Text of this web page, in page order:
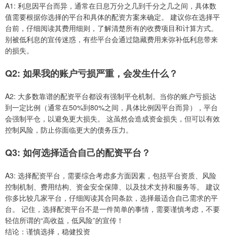
A1: 利息因平台而异，通常在日息万分之几到千分之几之间，具体数
值需要根据你选择的平台和具体的配资方案来确定。 建议你在选择平
台前，仔细阅读其费用细则，了解清楚所有的收费项目和计算方式。
别被低利息的宣传迷惑，有些平台会通过隐藏费用来弥补低利息带来
的损失。
Q2: 如果我的账户亏损严重，会发生什么？
A2: 大多数靠谱的配资平台都设有强制平仓机制。当你的账户亏损达
到一定比例（通常在50%到80%之间，具体比例因平台而异），平台
会强制平仓，以避免更大损失。 这虽然会造成资金损失，但可以有效
控制风险，防止你面临更大的债务压力。
Q3: 如何选择适合自己的配资平台？
A3: 选择配资平台，需要综合考虑多方面因素，包括平台资质、风险
控制机制、费用结构、资金安全保障、以及技术支持和服务等。 建议
你多比较几家平台，仔细阅读其合同条款，选择最适合自己需求的平
台。 记住，选择配资平台不是一件简单的事情，需要谨慎考虑，不要
轻信所谓的“高收益，低风险”的宣传！
结论：谨慎选择，稳健投资